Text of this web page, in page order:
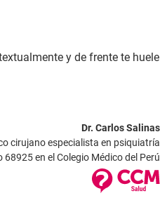
y de frente te huele
Dr. Carlos Salinas
cirujano especialista en psiquiatría
68925 en el Colegio Médico del Perú